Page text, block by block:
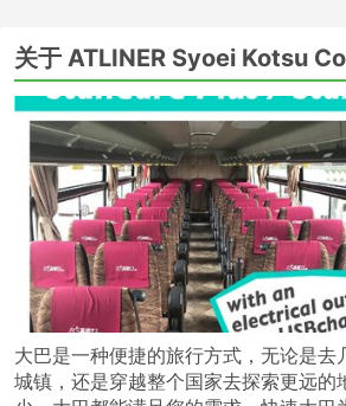
关于 ATLINER Syoei Kotsu Co
大巴是一种便捷的旅行方式，无论是去
城镇，还是穿越整个国家去探索更远的